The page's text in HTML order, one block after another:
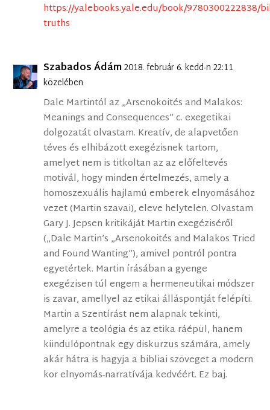
https://yalebooks.yale.edu/book/9780300222838/
truths
Szabados Ádám2018. február 6. kedd-n 22:11
közelében
Dale Martintól az „Arsenokoités and Malakos:
Meanings and Consequences” c. exegetikai
dolgozatát olvastam. Kreatív, de alapvetően
téves és elhibázott exegézisnek tartom,
amelyet nem is titkoltan az az előfeltevés
motivál, hogy minden értelmezés, amely a
homoszexuális hajlamú emberek elnyomásához
vezet (Martin szavai), eleve helytelen. Olvastam
Gary J. Jepsen kritikáját Martin exegéziséről
(„Dale Martin’s „Arsenokoités and Malakos Tried
and Found Wanting”), amivel pontról pontra
egyetértek. Martin írásában a gyenge
exegézisen túl engem a hermeneutikai módszer
is zavar, amellyel az etikai álláspontját felépíti.
Martin a Szentírást nem alapnak tekinti,
amelyre a teológia és az etika ráépül, hanem
kiindulópontnak egy diskurzus számára, amely
akár hátra is hagyja a bibliai szöveget a modern
kor elnyomás-narratívája kedvéért. Ez baj.